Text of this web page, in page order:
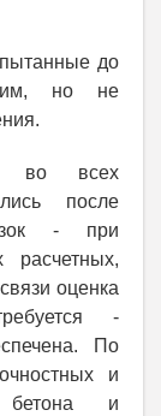
до
но не
во всех
после
- при
расчетных,
оценка
-
По
и
бетона и